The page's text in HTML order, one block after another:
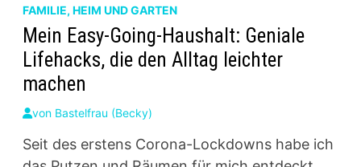
FAMILIE, HEIM UND GARTEN
Mein Easy-Going-Haushalt: Geniale
Lifehacks, die den Alltag leichter
machen
von Bastelfrau (Becky)
Seit des erstens Corona-Lockdowns habe ich